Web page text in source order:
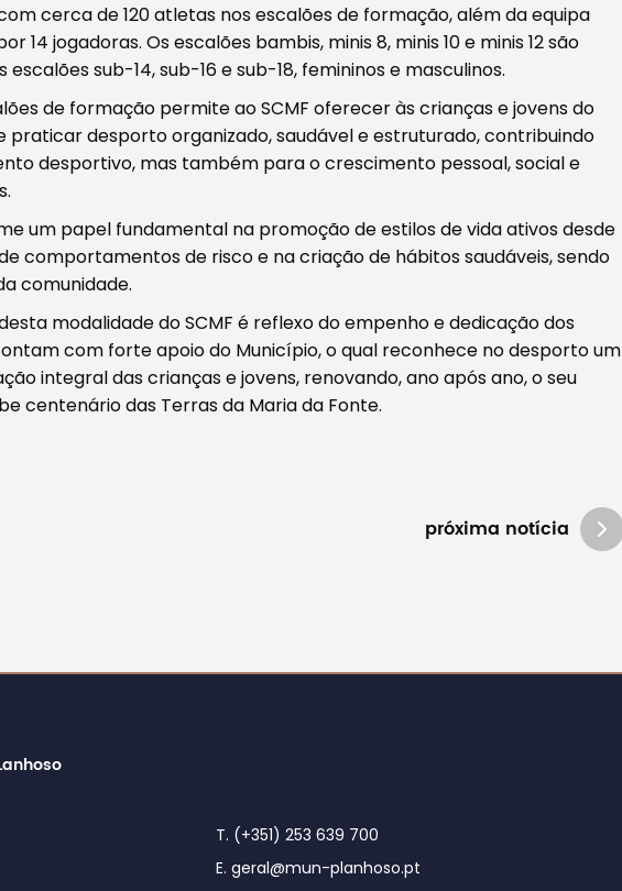
cerca de 120 atletas nos escalões de formação, além da equipa
14 jogadoras. Os escalões bambis, minis 8, minis 10 e minis 12 são
sub-14, sub-16 e sub-18, femininos e masculinos.
de formação permite ao SCMF oferecer às crianças e jovens do
praticar desporto organizado, saudável e estruturado, contribuindo
desportivo, mas também para o crescimento pessoal, social e
um papel fundamental na promoção de estilos de vida ativos desde
comportamentos de risco e na criação de hábitos saudáveis, sendo
comunidade.
modalidade do SCMF é reflexo do empenho e dedicação dos
com forte apoio do Município, o qual reconhece no desporto um
integral das crianças e jovens, renovando, ano após ano, o seu
centenário das Terras da Maria da Fonte.
próxima notícia
T. (+351) 253 639 700
E. geral@mun-planhoso.pt